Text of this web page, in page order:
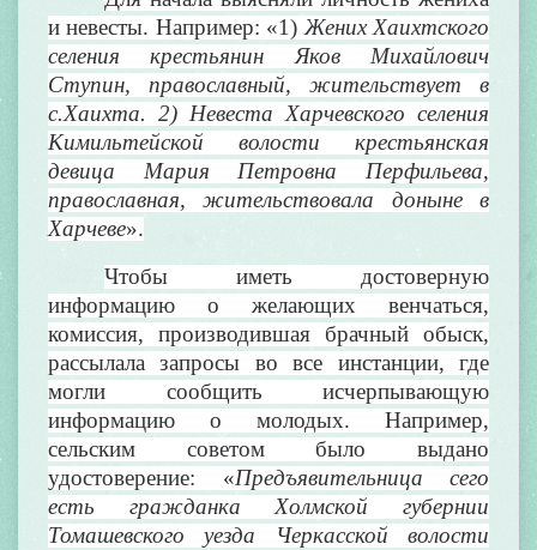
и невесты. Например: «1)Жених Хаихтского
селения крестьянин Яков Михайлович
Ступин, православный, жительствует в
с.Хаихта. 2) Невеста Харчевского селения
Кимильтейской волости крестьянская
девица Мария Петровна Перфильева,
православная, жительствовала доныне в
Харчеве».
Чтобы иметь достоверную
информацию о желающих венчаться,
комиссия, производившая брачный обыск,
рассылала запросы во все инстанции, где
могли сообщить исчерпывающую
информацию о молодых. Например,
сельским советом было выдано
удостоверение: «Предъявительница сего
есть гражданка Холмской губернии
Томашевского уезда Черкасской волости